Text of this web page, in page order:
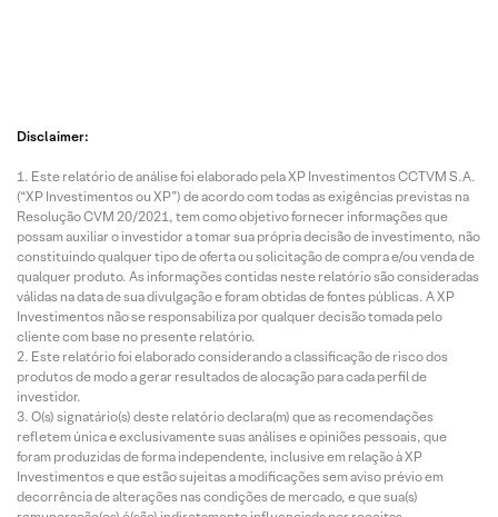
Disclaimer:
Este relatório de análise foi elaborado pela XP Investimentos CCTVM S.A.
(“XP Investimentos ou XP”) de acordo com todas as exigências previstas na
Resolução CVM 20/2021, tem como objetivo fornecer informações que
possam auxiliar o investidor a tomar sua própria decisão de investimento, não
constituindo qualquer tipo de oferta ou solicitação de compra e/ou venda de
qualquer produto. As informações contidas neste relatório são consideradas
válidas na data de sua divulgação e foram obtidas de fontes públicas. A XP
Investimentos não se responsabiliza por qualquer decisão tomada pelo
cliente com base no presente relatório.
Este relatório foi elaborado considerando a classificação de risco dos
produtos de modo a gerar resultados de alocação para cada perfil de
investidor.
O(s) signatário(s) deste relatório declara(m) que as recomendações
refletem única e exclusivamente suas análises e opiniões pessoais, que
foram produzidas de forma independente, inclusive em relação à XP
Investimentos e que estão sujeitas a modificações sem aviso prévio em
decorrência de alterações nas condições de mercado, e que sua(s)